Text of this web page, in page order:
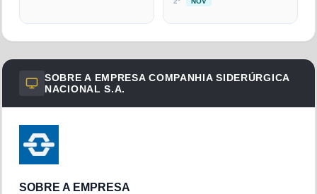
SOBRE A EMPRESACOMPANHIA SIDERÚRGICA
NACIONAL S.A.
SOBRE A EMPRESA